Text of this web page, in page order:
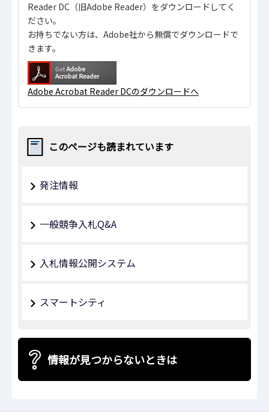
Reader DC（旧Adobe Reader）をダウンロードしてく
ださい。
お持ちでない方は、Adobe社から無償でダウンロードで
きます。
Adobe Acrobat Reader DCのダウンロードへ
このページも読まれています
発注情報
一般競争入札Q&A
入札情報公開システム
スマートシティ
情報が見つからないときは